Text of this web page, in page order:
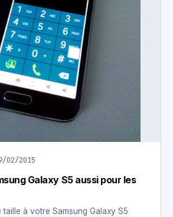
02/2015
Galaxy S5 aussi pour les
taille à votre Samsung Galaxy S5